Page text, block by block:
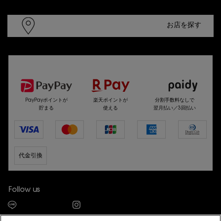
お店を探す
PayPayポイントが
貯まる
楽天ポイントが
使える
分割手数料なしで
翌月払い／3回払い
代金引換
Follow us